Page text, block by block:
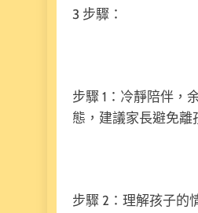
3 步驟：
步驟 1：冷靜陪伴，
態，建議家長避免離
步驟 2：理解孩子的